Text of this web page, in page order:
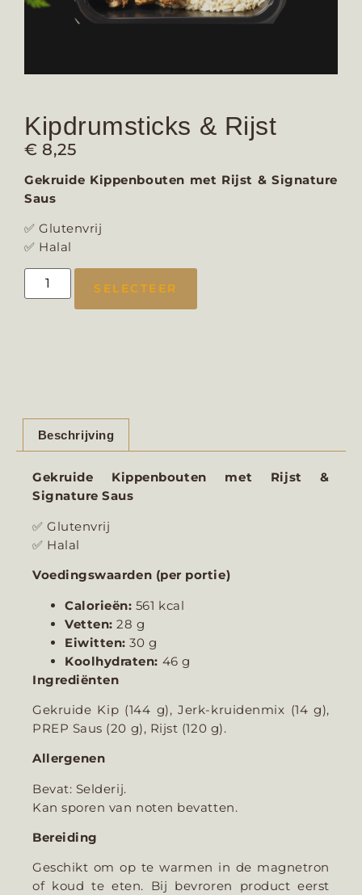
Kipdrumsticks & Rijst
€ 8,25
Gekruide Kippenbouten met Rijst & Signature
Saus
✅ Glutenvrij
✅ Halal
SELECTEER
Beschrijving
Gekruide Kippenbouten met Rijst &
Signature Saus
✅ Glutenvrij
✅ Halal
Voedingswaarden (per portie)
Calorieën: 561 kcal
Vetten: 28 g
Eiwitten: 30 g
Koolhydraten: 46 g
Ingrediënten
Gekruide Kip (144 g), Jerk-kruidenmix (14 g),
PREP Saus (20 g), Rijst (120 g).
Allergenen
Bevat: Selderij.
Kan sporen van noten bevatten.
Bereiding
Geschikt om op te warmen in de magnetron
of koud te eten. Bij bevroren product eerst